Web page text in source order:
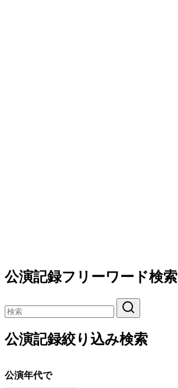
公演記録フリーワード検索
公演記録絞り込み検索
公演年代で